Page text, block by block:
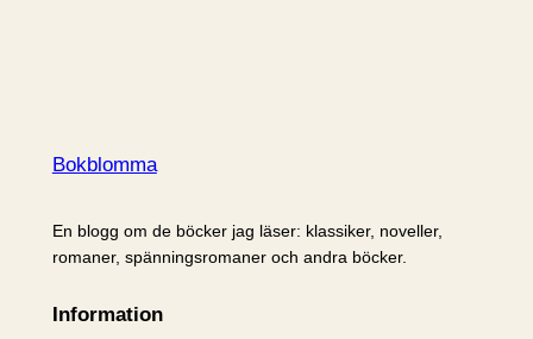
Bokblomma
En blogg om de böcker jag läser: klassiker, noveller,
romaner, spänningsromaner och andra böcker.
Information